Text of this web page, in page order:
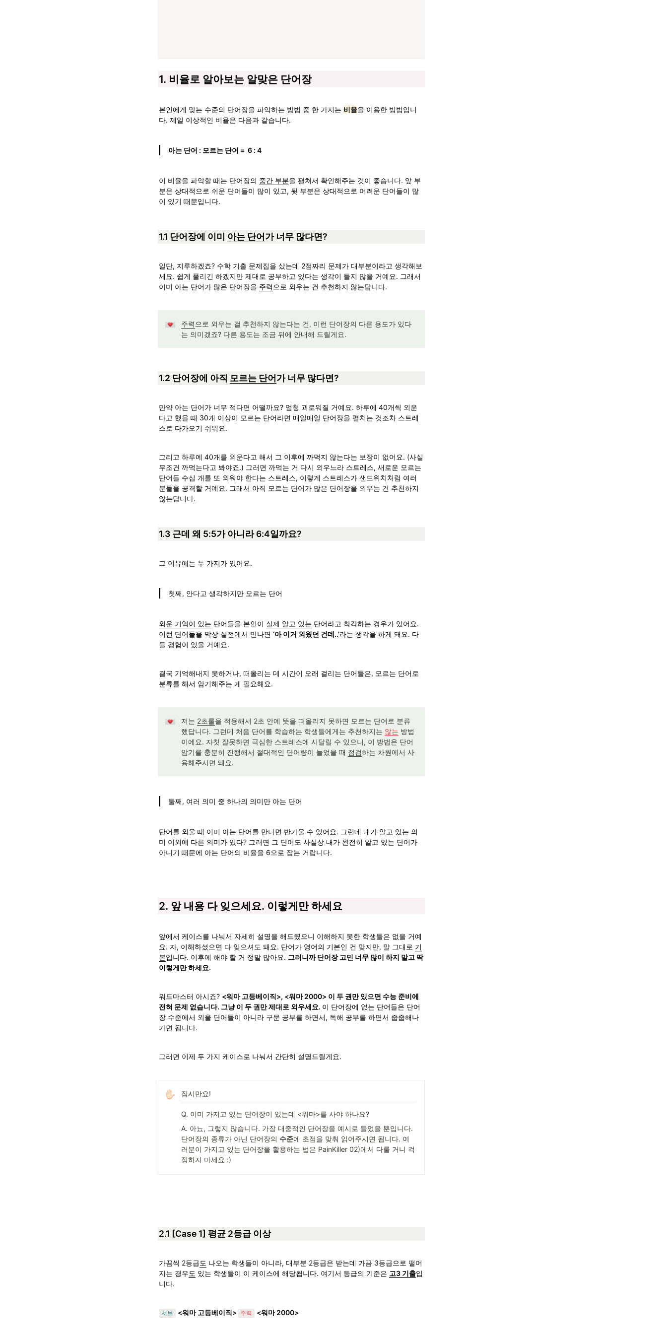
1. 비율로 알아보는 알맞은 단어장
본인에게 맞는 수준의 단어장을 파악하는 방법 중 한 가지는 비율을 이용한 방법입니
다. 제일 이상적인 비율은 다음과 같습니다.
아는 단어 : 모르는 단어 =  6 : 4
이 비율을 파악할 때는 단어장의 중간 부분을 펼쳐서 확인해주는 것이 좋습니다. 앞 부
분은 상대적으로 쉬운 단어들이 많이 있고, 뒷 부분은 상대적으로 어려운 단어들이 많
이 있기 때문입니다.
1.1 단어장에 이미 아는 단어가 너무 많다면?
일단, 지루하겠죠? 수학 기출 문제집을 샀는데 2점짜리 문제가 대부분이라고 생각해보
세요. 쉽게 풀리긴 하겠지만 제대로 공부하고 있다는 생각이 들지 않을 거예요. 그래서
이미 아는 단어가 많은 단어장을 주력 으로 외우는 건 추천하지 않는답니다.
주력 으로 외우는 걸 추천하지 않는다는 건, 이런 단어장의 다른 용도가 있다
는 의미겠죠? 다른 용도는 조금 뒤에 안내해 드릴게요.
1.2 단어장에 아직 모르는 단어가 너무 많다면?
만약 아는 단어가 너무 적다면 어떨까요? 엄청 괴로워질 거예요. 하루에 40개씩 외운
다고 했을 때 30개 이상이 모르는 단어라면 매일매일 단어장을 펼치는 것조차 스트레
스로 다가오기 쉬워요.
그리고 하루에 40개를 외운다고 해서 그 이후에 까먹지 않는다는 보장이 없어요. (사실
무조건 까먹는다고 봐야죠.) 그러면 까먹는 거 다시 외우느라 스트레스, 새로운 모르는
단어들 수십 개를 또 외워야 한다는 스트레스, 이렇게 스트레스가 샌드위치처럼 여러
분들을 공격할 거예요. 그래서 아직 모르는 단어가 많은 단어장을 외우는 건 추천하지
않는답니다.
1.3 근데 왜 5:5가 아니라 6:4일까요?
그 이유에는 두 가지가 있어요.
첫째, 안다고 생각하지만 모르는 단어
외운 기억이 있는 단어들을 본인이 실제 알고 있는 단어라고 착각하는 경우가 있어요.
이런 단어들을 막상 실전에서 만나면 ‘아 이거 외웠던 건데..’라는 생각을 하게 돼요. 다
들 경험이 있을 거예요.
결국 기억해내지 못하거나, 떠올리는 데 시간이 오래 걸리는 단어들은, 모르는 단어로
분류를 해서 암기해주는 게 필요해요.
저는 2초룰을 적용해서 2초 안에 뜻을 떠올리지 못하면 모르는 단어로 분류
했답니다. 그런데 처음 단어를 학습하는 학생들에게는 추천하지는 않는 방법
이에요. 자칫 잘못하면 극심한 스트레스에 시달릴 수 있으니, 이 방법은 단어
암기를 충분히 진행해서 절대적인 단어량이 늘었을 때 점검하는 차원에서 사
용해주시면 돼요.
둘째, 여러 의미 중 하나의 의미만 아는 단어
단어를 외울 때 이미 아는 단어를 만나면 반가울 수 있어요. 그런데 내가 알고 있는 의
미 이외에 다른 의미가 있다? 그러면 그 단어도 사실상 내가 완전히 알고 있는 단어가
아니기 때문에 아는 단어의 비율을 6으로 잡는 거랍니다.
2. 앞 내용 다 잊으세요. 이렇게만 하세요
앞에서 케이스를 나눠서 자세히 설명을 해드렸으니 이해하지 못한 학생들은 없을 거예
요. 자, 이해하셨으면 다 잊으셔도 돼요. 단어가 영어의 기본인 건 맞지만, 말 그대로 기
본입니다. 이후에 해야 할 거 정말 많아요. 그러니까 단어장 고민 너무 많이 하지 말고 딱
이렇게만 하세요.
워드마스터 아시죠? <워마 고등베이직>, <워마 2000> 이 두 권만 있으면 수능 준비에
전혀 문제 없습니다. 그냥 이 두 권만 제대로 외우세요. 이 단어장에 없는 단어들은 단어
장 수준에서 외울 단어들이 아니라 구문 공부를 하면서, 독해 공부를 하면서 줍줍해나
가면 됩니다.
그러면 이제 두 가지 케이스로 나눠서 간단히 설명드릴게요.
잠시만요!
Q. 이미 가지고 있는 단어장이 있는데 <워마>를 사야 하나요?
A. 아뇨, 그렇지 않습니다. 가장 대중적인 단어장을 예시로 들었을 뿐입니다.
단어장의 종류가 아닌 단어장의 수준에 초점을 맞춰 읽어주시면 됩니다. 여
러분이 가지고 있는 단어장을 활용하는 법은 PainKiller 02)에서 다룰 거니 걱
정하지 마세요 :)
2.1 [Case 1] 평균 2등급 이상
가끔씩 2등급도 나오는 학생들이 아니라, 대부분 2등급은 받는데 가끔 3등급으로 떨어
지는 경우도 있는 학생들이 이 케이스에 해당됩니다. 여기서 등급의 기준은 고3 기출입
니다.
서브 <워마 고등베이직> 주력 <워마 2000>